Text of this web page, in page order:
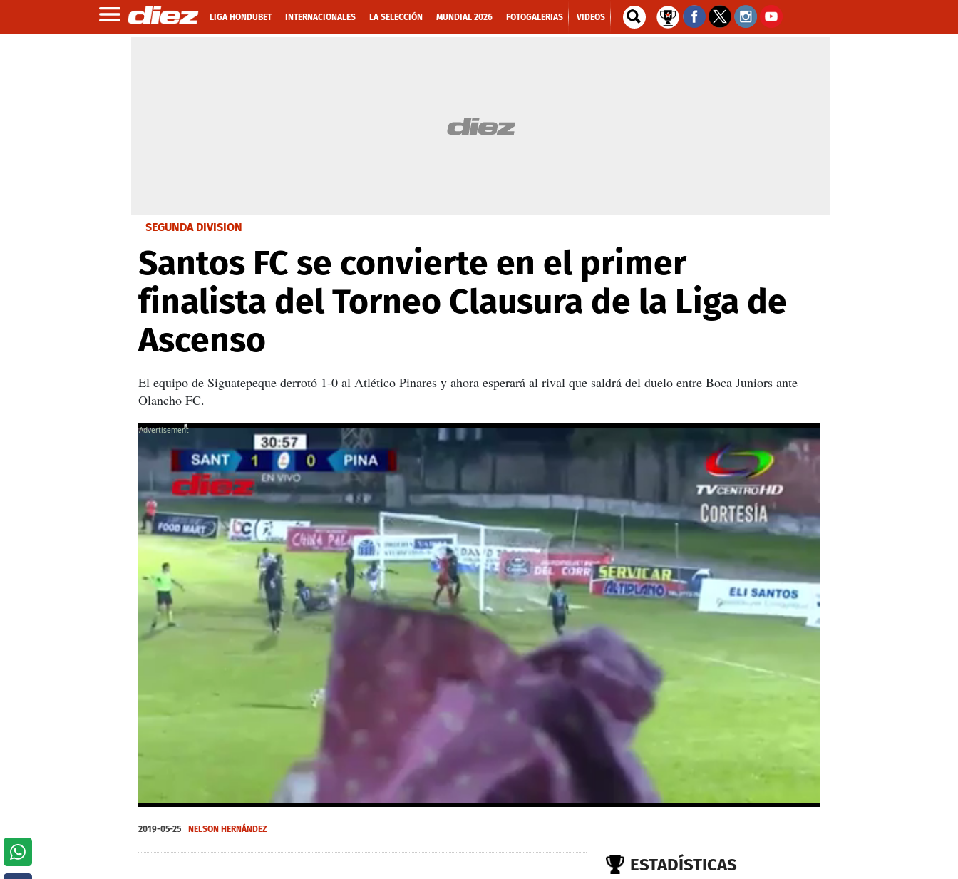
LIGA HONDUBET INTERNACIONALES LA SELECCIÓN MUNDIAL 2026 FOTOGALERIAS VIDEOS
SEGUNDA DIVISIÓN
Santos FC se convierte en el primer
finalista del Torneo Clausura de la Liga de
Ascenso
El equipo de Siguatepeque derrotó 1-0 al Atlético Pinares y ahora esperará al rival que saldrá del duelo entre Boca Juniors ante
Olancho FC.
seconds
of
X
2019-05-25 NELSON HERNÁNDEZ
ESTADÍSTICAS